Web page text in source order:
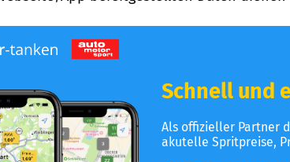
Schnell und
Als offizieller Partner
akutelle Spritpreise,